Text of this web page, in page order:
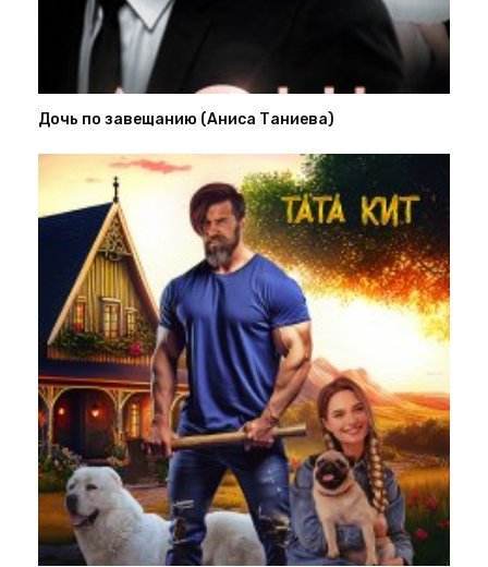
Дочь по завещанию (Аниса Таниева)